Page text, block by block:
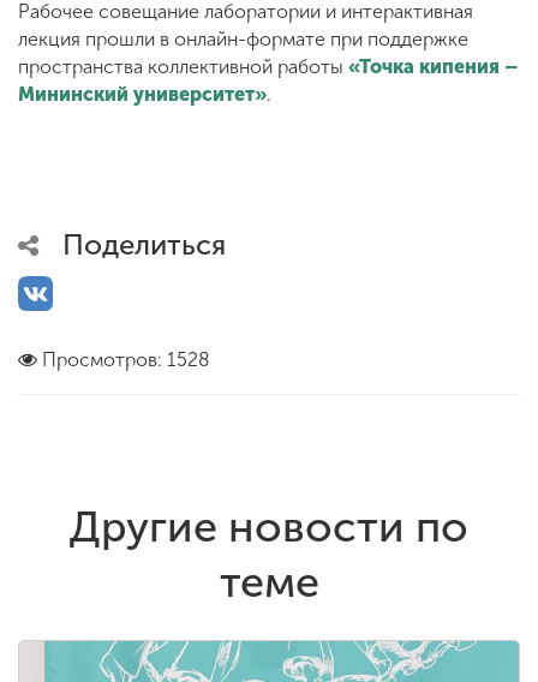
Рабочее совещание лаборатории и интерактивная
лекция прошли в онлайн-формате при поддержке
пространства коллективной работы «Точка кипения –
Мининский университет».
Поделиться
Просмотров: 1528
Другие новости по
теме